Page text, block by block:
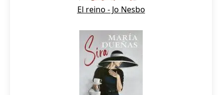
El reino - Jo Nesbo